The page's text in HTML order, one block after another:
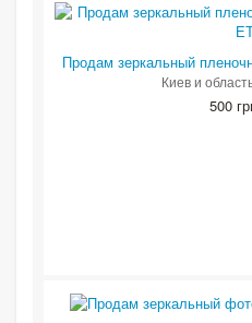
Продам зеркальный
Киев и
500